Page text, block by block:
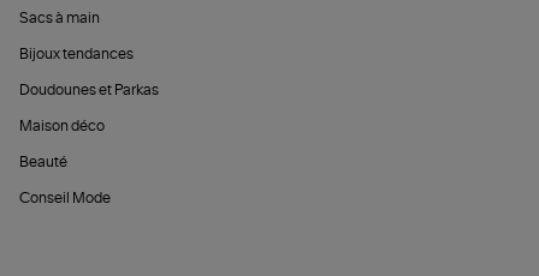
Sacs à main
Bijoux tendances
Doudounes et Parkas
Maison déco
Beauté
Conseil Mode